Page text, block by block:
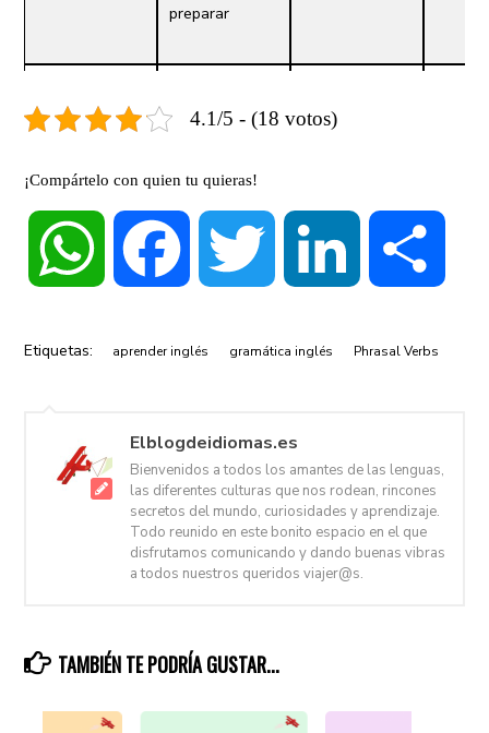
preparar
Look around mirar alrededor
Pay off
pagar de
vuelta, dar
carry out
a cabo
etc)
4.1/5 - (18 votos)
¡Compártelo con quien tu quieras!
WhatsApp Facebook Twitter LinkedIn
Etiquetas: aprender inglés gramática inglés Phrasal Verbs
Elblogdeidiomas.es
Bienvenidos a todos los amantes de las lenguas,
las diferentes culturas que nos rodean, rincones
secretos del mundo, curiosidades y aprendizaje.
Todo reunido en este bonito espacio en el que
disfrutamos comunicando y dando buenas vibras
a todos nuestros queridos viajer@s.
TAMBIÉN TE PODRÍA GUSTAR...